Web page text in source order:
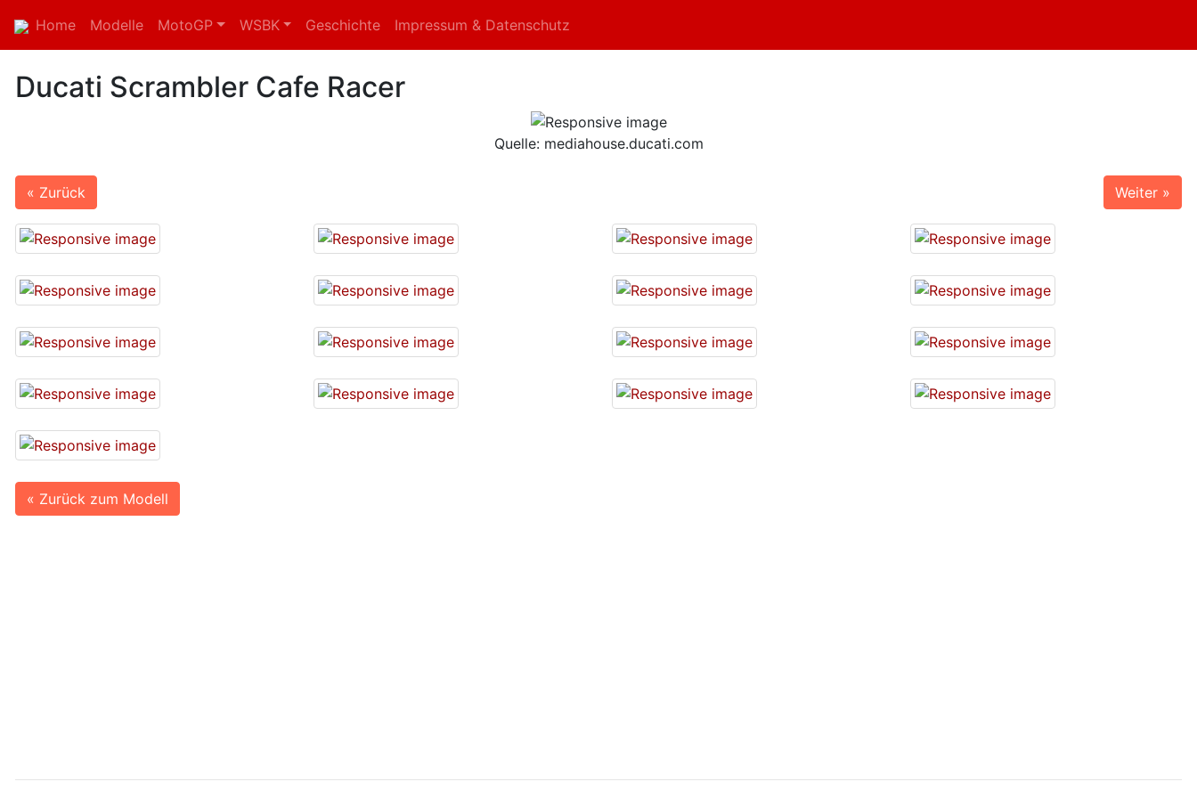
Home Modelle MotoGP WSBK Geschichte Impressum & Datenschutz
Ducati Scrambler Cafe Racer
Quelle: mediahouse.ducati.com
« Zurück Weiter »
« Zurück zum Modell